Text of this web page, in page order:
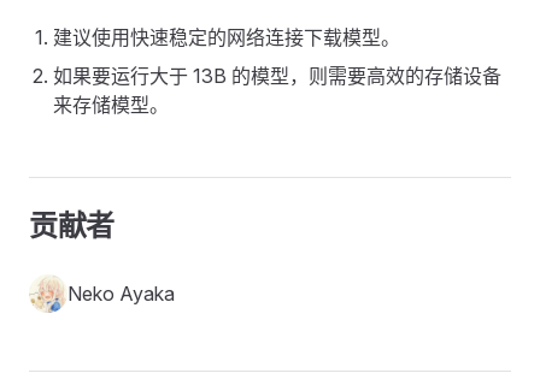
建议使用快速稳定的网络连接下载模型。
如果要运行大于 13B 的模型，则需要高效的存储设备
来存储模型。
贡献者
Neko Ayaka